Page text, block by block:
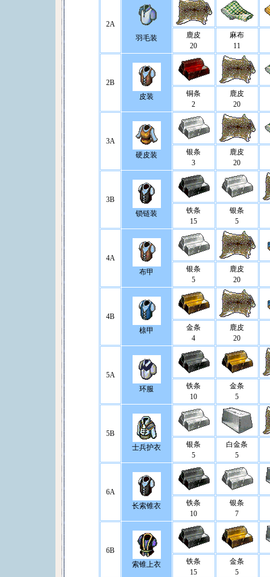
2A
羽毛装
鹿皮
20
麻布
11
2B
皮装
铜条
2
鹿皮
20
3A
硬皮装
银条
3
鹿皮
20
3B
锁链装
铁条
15
银条
5
4A
布甲
银条
5
鹿皮
20
4B
榇甲
金条
4
鹿皮
20
5A
环服
铁条
10
金条
5
5B
士兵护衣
银条
5
白金条
5
6A
长索锥衣
铁条
10
银条
7
6B
索锥上衣
铁条
15
金条
5